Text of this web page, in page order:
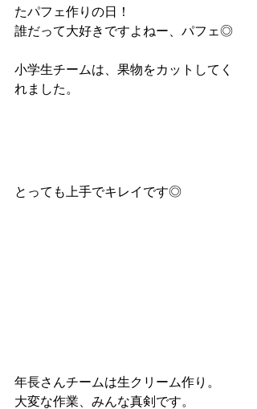
たパフェ作りの日！
誰だって大好きですよねー、パフェ◎
小学生チームは、果物をカットしてく
れました。
とっても上手でキレイです◎
年長さんチームは生クリーム作り。
大変な作業、みんな真剣です。